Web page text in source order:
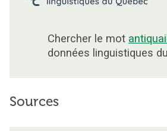
Chercher le mot
données linguistiques
Sources